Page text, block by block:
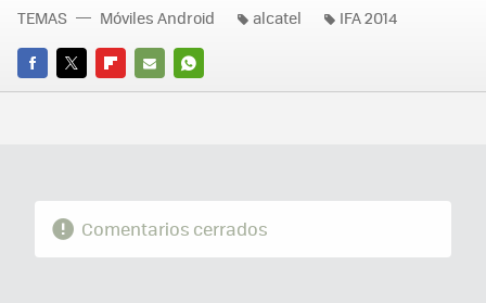
FACEBOOK
TWITTERFLIPBOARD
E-
WHATSAPP
TEMAS Móviles Android alcatel IFA 2014
Comentarios cerrados